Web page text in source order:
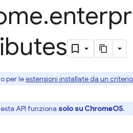
.
per leestensioni installate da un criterio
API funziona solo su ChromeOS.